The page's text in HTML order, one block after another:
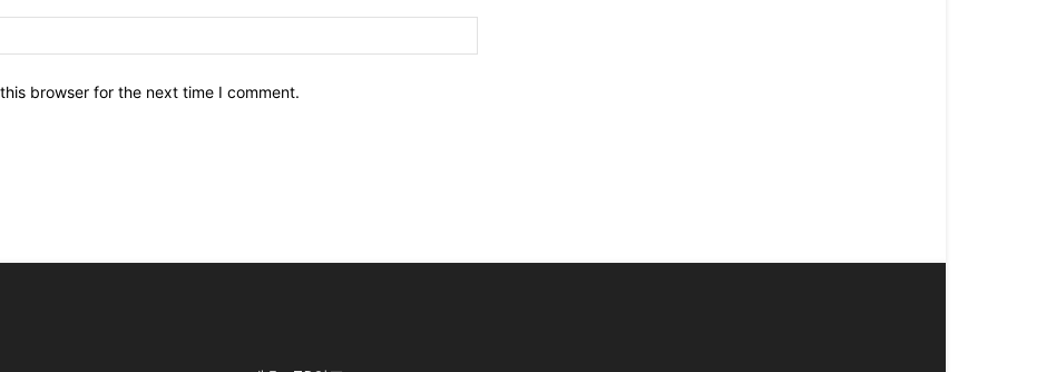
browser for the next time I comment.